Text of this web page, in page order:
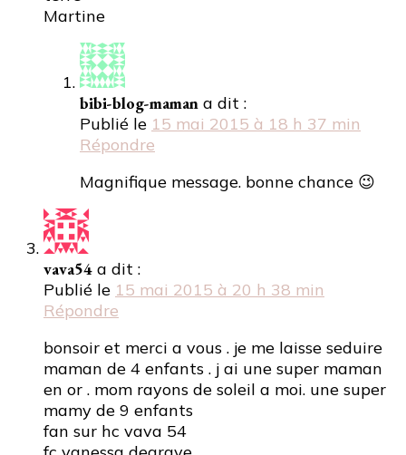
Martine
bibi-blog-maman a dit :
Publié le 15 mai 2015 à 18 h 37 min
Répondre
Magnifique message. bonne chance 😉
vava54 a dit :
Publié le 15 mai 2015 à 20 h 38 min
Répondre
bonsoir et merci a vous . je me laisse seduire
maman de 4 enfants . j ai une super maman
en or . mom rayons de soleil a moi. une super
mamy de 9 enfants
fan sur hc vava 54